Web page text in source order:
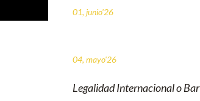
01, junio'26
04, mayo'26
Legalidad Internacional o Bar